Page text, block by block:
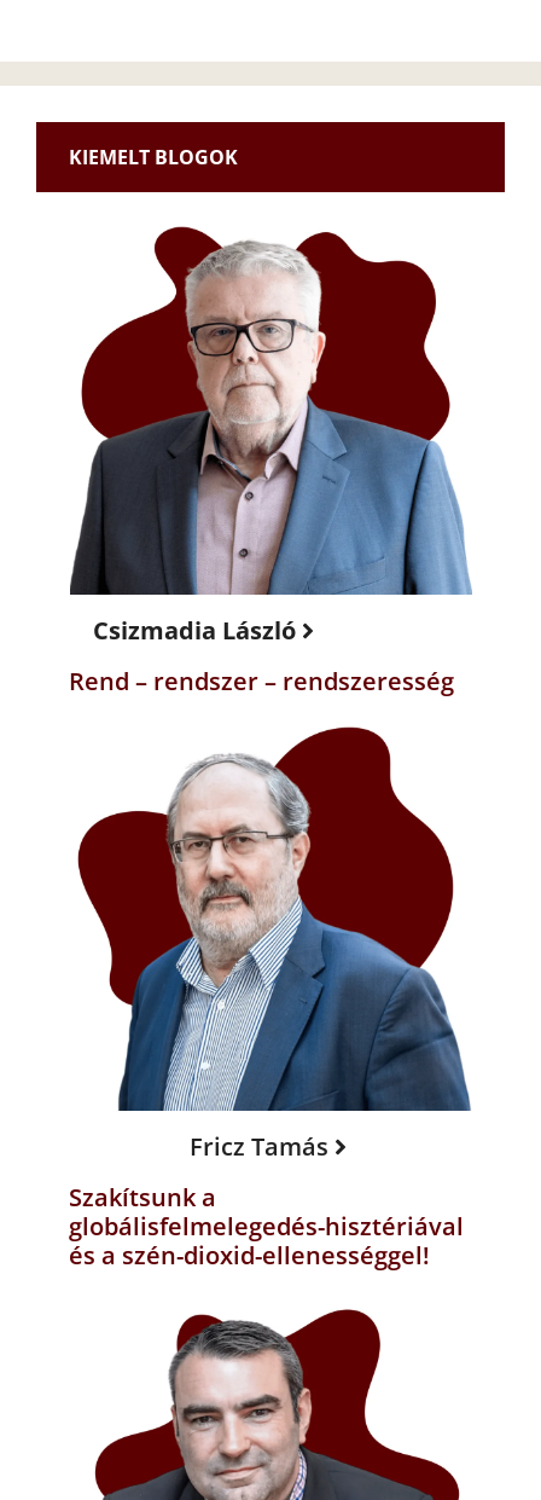
KIEMELT BLOGOK
Csizmadia László
Rend – rendszer – rendszeresség
Fricz Tamás
Szakítsunk a
globálisfelmelegedés-hisztériával
és a szén-dioxid-ellenességgel!